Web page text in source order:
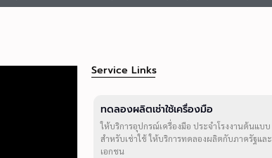
Service Links
ทดลองผลิตเช่าใช้เครื่องมือ
ให้บริการอุปกรณ์เครื่องมือ ประจำโรงงานต้นแบบ
สำหรับเช่าใช้ ให้บริการทดลองผลิตกับภาครัฐและ
เอกชน